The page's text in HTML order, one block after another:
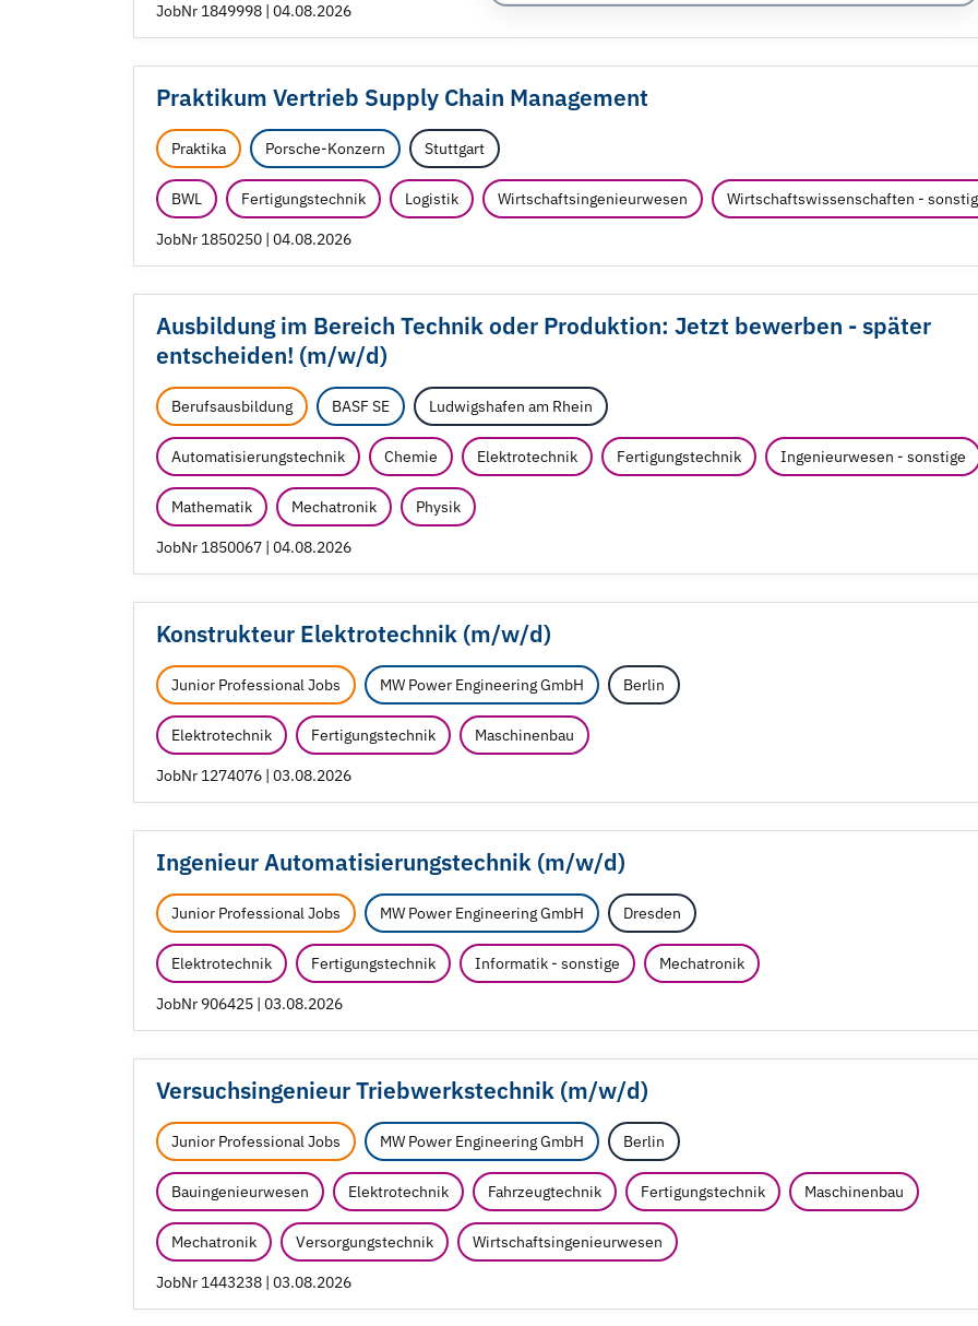
JobNr 1849998 | 04.08.2026
Praktikum Vertrieb Supply Chain Management
Praktika Porsche-Konzern Stuttgart
BWL Fertigungstechnik Logistik Wirtschaftsingenieurwesen Wirtschaftswissenschaften -
JobNr 1850250 | 04.08.2026
Ausbildung im Bereich Technik oder Produktion: Jetzt bewerben - später
entscheiden! (m/w/d)
Berufsausbildung BASF SE Ludwigshafen am Rhein
Automatisierungstechnik Chemie Elektrotechnik Fertigungstechnik Ingenieurwesen - sonstige
Mathematik Mechatronik Physik
JobNr 1850067 | 04.08.2026
Konstrukteur Elektrotechnik (m/w/d)
Junior Professional Jobs MW Power Engineering GmbH Berlin
Elektrotechnik Fertigungstechnik Maschinenbau
JobNr 1274076 | 03.08.2026
Ingenieur Automatisierungstechnik (m/w/d)
Junior Professional Jobs MW Power Engineering GmbH Dresden
Elektrotechnik Fertigungstechnik Informatik - sonstige Mechatronik
JobNr 906425 | 03.08.2026
Versuchsingenieur Triebwerkstechnik (m/w/d)
Junior Professional Jobs MW Power Engineering GmbH Berlin
Bauingenieurwesen Elektrotechnik Fahrzeugtechnik Fertigungstechnik Maschinenbau
Mechatronik Versorgungstechnik Wirtschaftsingenieurwesen
JobNr 1443238 | 03.08.2026